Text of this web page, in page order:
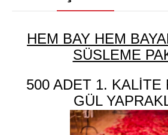
HEM BAY HEM
SÜSLEME
500 ADET 1. KALİTE
GÜL